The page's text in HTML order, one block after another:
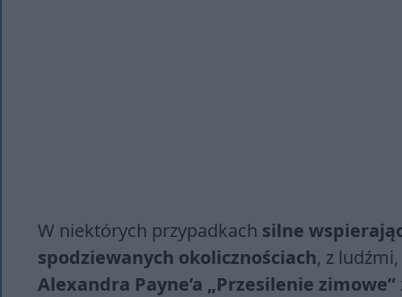
W niektórych przypadkach silne
spodziewanych okolicznościach, z
Alexandra Payne’a „Przesilenie zimowe”